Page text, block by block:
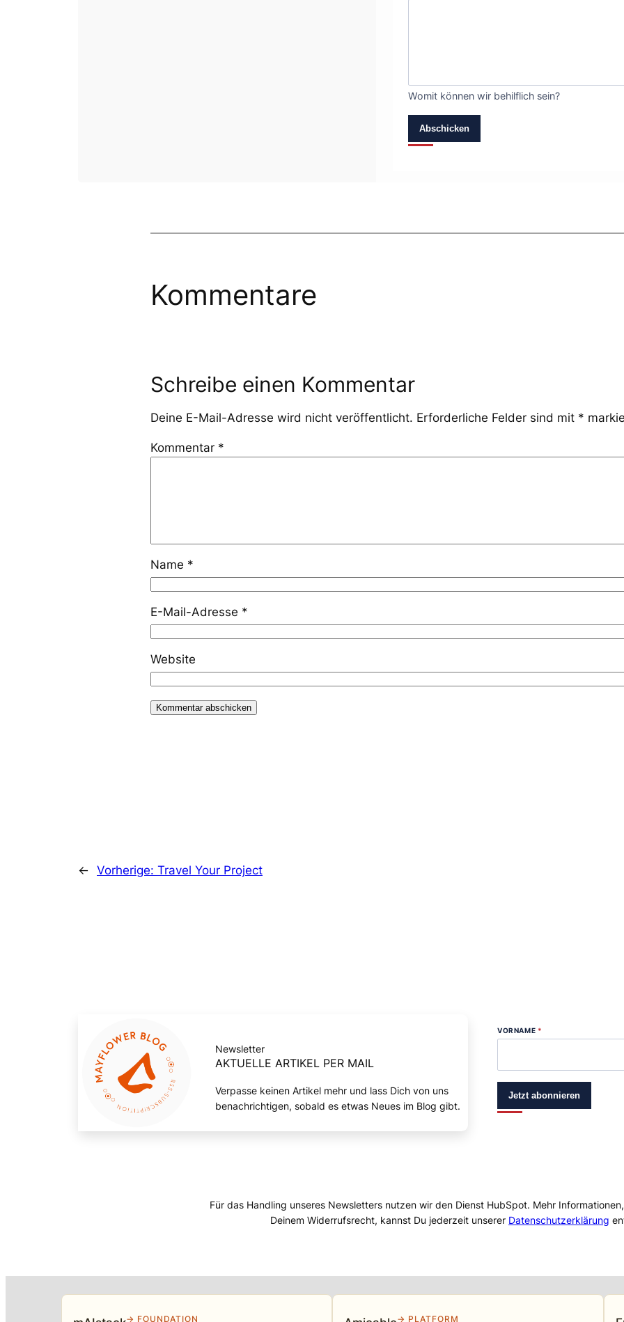
Womit können wir behilflich sein?
Abschicken
Kommentare
Schreibe einen Kommentar
Deine E-Mail-Adresse wird nicht veröffentlicht. Erforderliche Felder sind mit *
Kommentar *
Name *
E-Mail-Adresse *
Website
← Vorherige: Travel Your Project
Newsletter
AKTUELLE ARTIKEL PER MAIL
Verpasse keinen Artikel mehr und lass Dich von uns
benachrichtigen, sobald es etwas Neues im Blog gibt.
VORNAME *
Jetzt abonnieren
Für das Handling unseres Newsletters nutzen wir den Dienst HubSpot. Mehr
Deinem Widerrufsrecht, kannst Du jederzeit unserer Datenschutzerklärung
→ FOUNDATION → PLATFORM